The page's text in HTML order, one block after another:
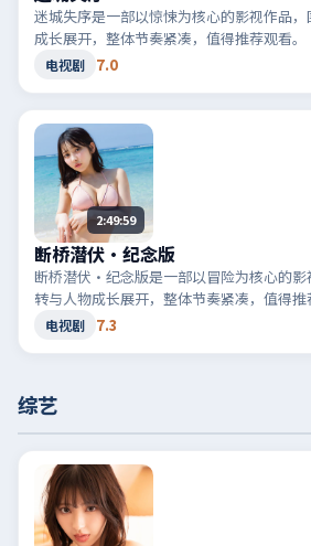
迷城失序是一部以惊悚为核心的影视作品
成长展开，整体节奏紧凑，值得推荐观看。
电视剧 7.0
2:49:59
断桥潜伏·纪念版
断桥潜伏·纪念版是一部以冒险为核心的影
转与人物成长展开，整体节奏紧凑，值得推
电视剧 7.3
综艺